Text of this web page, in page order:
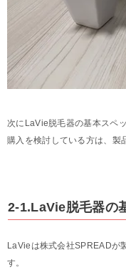
次にLaVie脱毛器の基本スペ
購入を検討している方は、製
2-1.LaVie脱毛器の
LaVieは株式会社SPREADが
す。